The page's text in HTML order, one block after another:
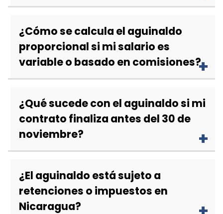
¿Cómo se calcula el aguinaldo
proporcional si mi salario es
variable o basado en comisiones?
¿Qué sucede con el aguinaldo si mi
contrato finaliza antes del 30 de
noviembre?
¿El aguinaldo está sujeto a
retenciones o impuestos en
Nicaragua?